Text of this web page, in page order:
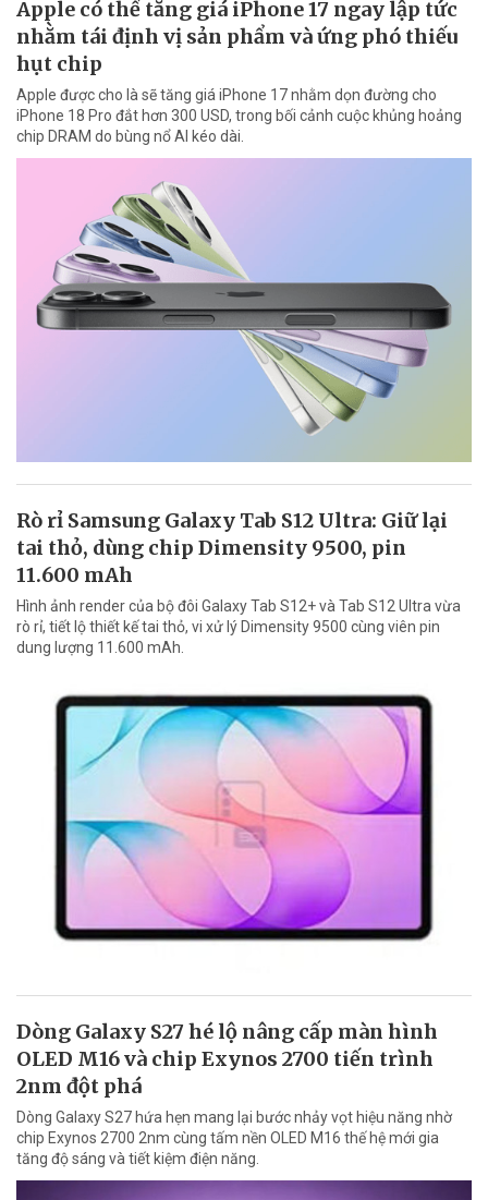
Apple có thể tăng giá iPhone 17 ngay lập tức
nhằm tái định vị sản phẩm và ứng phó thiếu
hụt chip
Apple được cho là sẽ tăng giá iPhone 17 nhằm dọn đường cho
iPhone 18 Pro đắt hơn 300 USD, trong bối cảnh cuộc khủng hoảng
chip DRAM do bùng nổ AI kéo dài.
Rò rỉ Samsung Galaxy Tab S12 Ultra: Giữ lại
tai thỏ, dùng chip Dimensity 9500, pin
11.600 mAh
Hình ảnh render của bộ đôi Galaxy Tab S12+ và Tab S12 Ultra vừa
rò rỉ, tiết lộ thiết kế tai thỏ, vi xử lý Dimensity 9500 cùng viên pin
dung lượng 11.600 mAh.
Dòng Galaxy S27 hé lộ nâng cấp màn hình
OLED M16 và chip Exynos 2700 tiến trình
2nm đột phá
Dòng Galaxy S27 hứa hẹn mang lại bước nhảy vọt hiệu năng nhờ
chip Exynos 2700 2nm cùng tấm nền OLED M16 thế hệ mới gia
tăng độ sáng và tiết kiệm điện năng.